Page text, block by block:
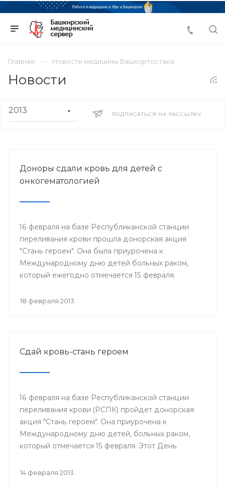
Главная Новости медицины Башкортостана
Новости
ПОДПИСАТЬСЯ НА РАССЫЛКУ
Доноры сдали кровь для детей с
онкогематологией
16 февраля на базе Республиканской станции
переливания крови прошла донорская акция
"Стань героем". Она была приурочена к
Международному дню детей больных раком,
который ежегодно отмечается 15 февраля.
18 февраля 2013
Сдай кровь-стань героем
16 февраля на базе Республиканской станции
переливания крови (РСПК) пройдет донорская
акция "Стань героем". Она приурочена к
Международному дню детей, больных раком,
который отмечается 15 февраля. Этот День
патронатом Международного общества детских
14 февраля 2013